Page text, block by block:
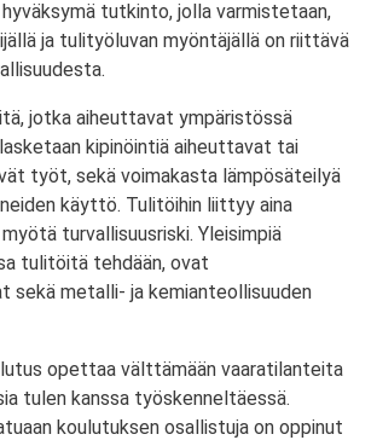
tutkinto, jolla varmistetaan,
ja tulityöluvan myöntäjällä on riittävä
jotka aiheuttavat ympäristössä
kipinöintiä aiheuttavat tai
työt, sekä voimakasta lämpösäteilyä
käyttö. Tulitöihin liittyy aina
turvallisuusriski. Yleisimpiä
tulitöitä tehdään, ovat
sekä metalli- ja kemianteollisuuden
opettaa välttämään vaaratilanteita
tulen kanssa työskenneltäessä.
koulutuksen osallistuja on oppinut